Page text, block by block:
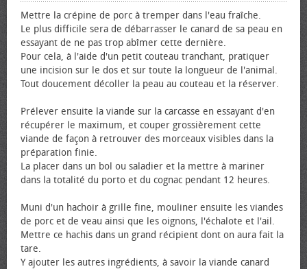
Mettre la crépine de porc à tremper dans l'eau fraîche.
Le plus difficile sera de débarrasser le canard de sa peau en
essayant de ne pas trop abîmer cette dernière.
Pour cela, à l'aide d'un petit couteau tranchant, pratiquer
une incision sur le dos et sur toute la longueur de l'animal.
Tout doucement décoller la peau au couteau et la réserver.
Prélever ensuite la viande sur la carcasse en essayant d'en
récupérer le maximum, et couper grossièrement cette
viande de façon à retrouver des morceaux visibles dans la
préparation finie.
La placer dans un bol ou saladier et la mettre à mariner
dans la totalité du porto et du cognac pendant 12 heures.
Muni d'un hachoir à grille fine, mouliner ensuite les viandes
de porc et de veau ainsi que les oignons, l'échalote et l'ail.
Mettre ce hachis dans un grand récipient dont on aura fait la
tare.
Y ajouter les autres ingrédients, à savoir la viande canard